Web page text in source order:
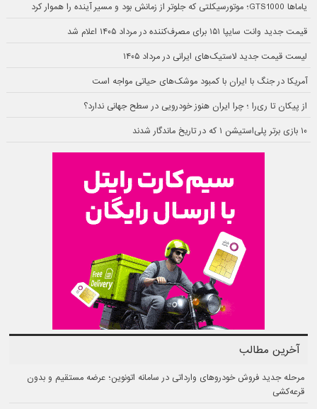
یاماها GTS1000؛ موتورسیکلتی که جلوتر از زمانش بود و مسیر آینده را هموار کرد
قیمت جدید وانت سایپا ۱۵۱ برای مصرف‌کننده در مرداد ۱۴۰۵ اعلام شد
لیست قیمت جدید لاستیک‌های ایرانی در مرداد ۱۴۰۵
آمریکا در جنگ با ایران با کمبود موشک‌های حیاتی مواجه است
از پیکان تا ری‌را ؛ چرا ایران هنوز خودرویی در سطح جهانی ندارد؟
۱۰ بازی برتر پلی‌استیشن ۱ که در تاریخ ماندگار شدند
آخرین مطالب
مرحله جدید فروش خودروهای وارداتی در سامانه اتونوین؛ عرضه مستقیم و بدون
قرعه‌کشی